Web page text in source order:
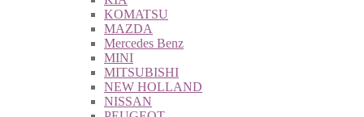
KOMATSU
MAZDA
Mercedes Benz
MINI
MITSUBISHI
NEW HOLLAND
NISSAN